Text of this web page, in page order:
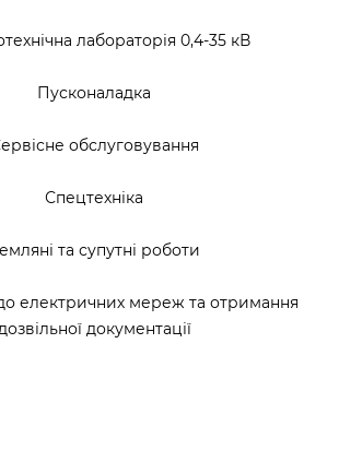
лабораторія 0,4-35 кВ
Пусконаладка
обслуговування
Спецтехніка
та супутні роботи
електричних мереж та отримання
документації